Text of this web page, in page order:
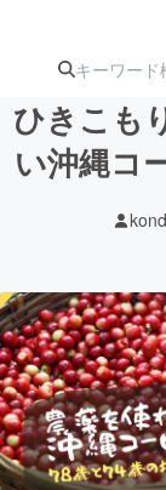
ターン
アー
テク
映像
ひきこも
い沖縄コ